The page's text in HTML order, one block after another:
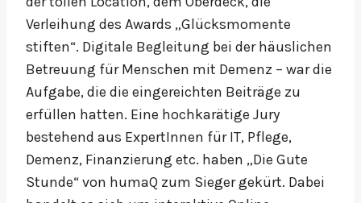
Verleihung des Awards „Glücksmomente
stiften“. Digitale Begleitung bei der häuslichen
Betreuung für Menschen mit Demenz – war die
Aufgabe, die die eingereichten Beiträge zu
erfüllen hatten. Eine hochkarätige Jury
bestehend aus ExpertInnen für IT, Pflege,
Demenz, Finanzierung etc. haben „Die Gute
Stunde“ von humaQ zum Sieger gekürt. Dabei